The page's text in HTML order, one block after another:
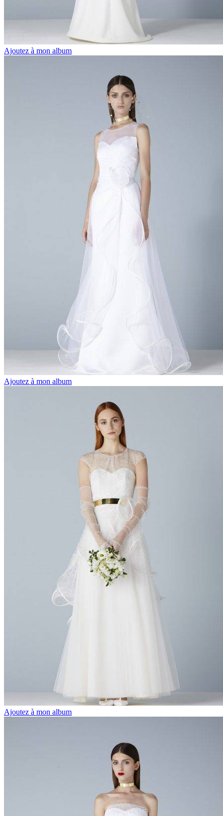
Ajoutez à mon album
Ajoutez à mon album
Ajoutez à mon album